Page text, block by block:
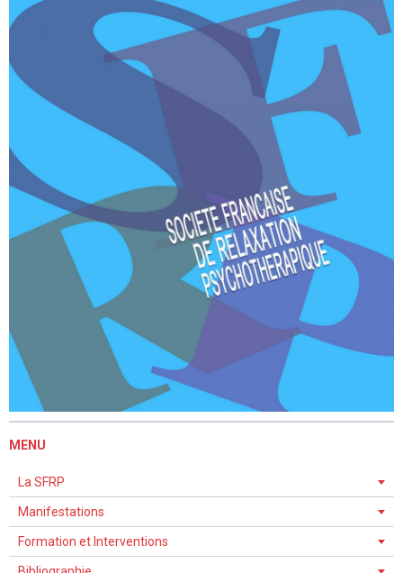
MENU
La SFRP
Manifestations
Formation et Interventions